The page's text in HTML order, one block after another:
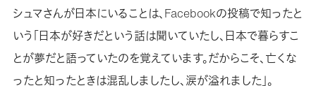
シュマさんが日本にいることは、Facebookの投稿で知ったと
いう「日本が好きだという話は聞いていたし、日本で暮らすこ
とが夢だと語っていたのを覚えています。だからこそ、亡くな
ったと知ったときは混乱しましたし、涙が溢れました」。